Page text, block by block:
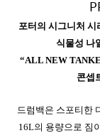
포터의 시그니처
식물성 나
“ALL NEW
콘셉
드럼백은 스포티한
16L의 용량으로 짐